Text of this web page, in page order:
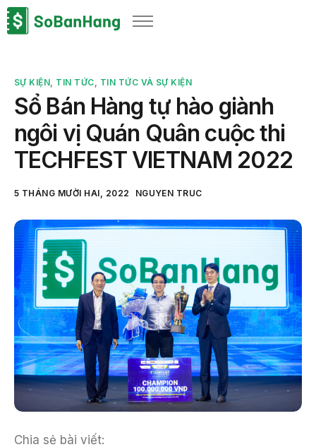
Sản phẩm
Bảng giá
Blog
Thông tin thuế
Về chúng tôi
SỰ KIỆN, TIN TỨC, TIN TỨC VÀ SỰ KIỆN
Sổ Bán Hàng tự hào giành
ngôi vị Quán Quân cuộc thi
TECHFEST VIETNAM 2022
5 THÁNG MƯỜI HAI, 2022 NGUYEN TRUC
Chia sẻ bài viết: